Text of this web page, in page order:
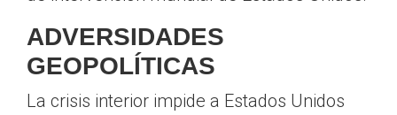
ADVERSIDADES
GEOPOLÍTICAS
La crisis interior impide a Estados Unidos